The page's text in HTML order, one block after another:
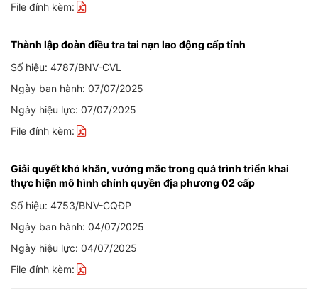
File đính kèm:
Thành lập đoàn điều tra tai nạn lao động cấp tỉnh
Số hiệu: 4787/BNV-CVL
Ngày ban hành: 07/07/2025
Ngày hiệu lực: 07/07/2025
File đính kèm:
Giải quyết khó khăn, vướng mắc trong quá trình triển khai
thực hiện mô hình chính quyền địa phương 02 cấp
Số hiệu: 4753/BNV-CQĐP
Ngày ban hành: 04/07/2025
Ngày hiệu lực: 04/07/2025
File đính kèm: